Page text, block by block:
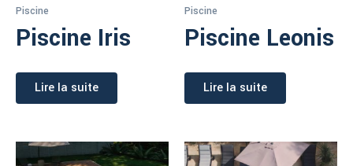
Piscine
Piscine Iris
Lire la suite
Piscine
Piscine Leonis
Lire la suite